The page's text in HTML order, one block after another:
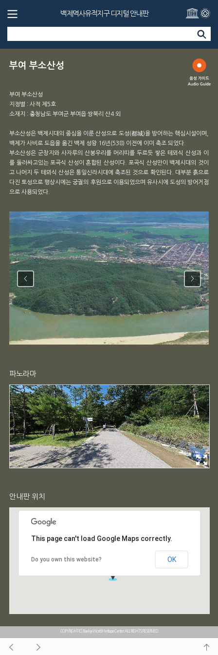
백제역사유적지구 디지털 안내판
부여 부소산성
부여 부소산성
지정별 : 사적 제5호
소재지 : 충청남도 부여군 부여읍 쌍북리 산4 외
부소산성은 백제시대의 중심을 이룬 산성으로 도성(都城)을 방어하는 핵심시설이며,
백제가 사비로 도읍을 옮긴 백제 성왕 16년(538) 이전에 이미 축조 되었다.
부소산성은 군창지와 사자루의 산봉우리를 머리띠를 두르듯 쌓은 테뫼식 산성과 이
를 둘러싸고있는 포곡식 산성이 혼합된 산성이다. 포곡식 산성만이 백제시대의 것이
고 나머지 두 테뫼식 산성은 통일신라시대에 축조된 것으로 확인된다. 대부분 흙으로
다진 토성으로 평상시에는 궁궐의 후원으로 이용되었으며 유사시에 도성의 방어거점
으로 사용되었다.
< >
파노라마
안내판 위치
This page can't load Google Maps correctly.
Do you own this website? OK
COPYRIGHT(C) Baekje World Heritage Center. ALL RIGHTS RESERVED.